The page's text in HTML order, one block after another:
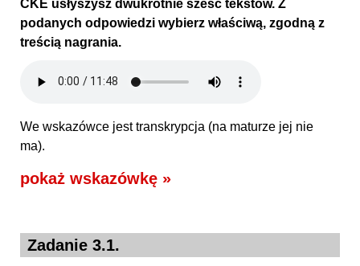
CKE usłyszysz dwukrotnie sześć tekstów. Z
podanych odpowiedzi wybierz właściwą, zgodną z
treścią nagrania.
We wskazówce jest transkrypcja (na maturze jej nie
ma).
pokaż wskazówkę »
Zadanie 3.1.